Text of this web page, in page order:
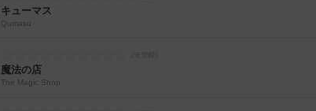
キューマス
Qumasu
魔法の店
The Magic Shop